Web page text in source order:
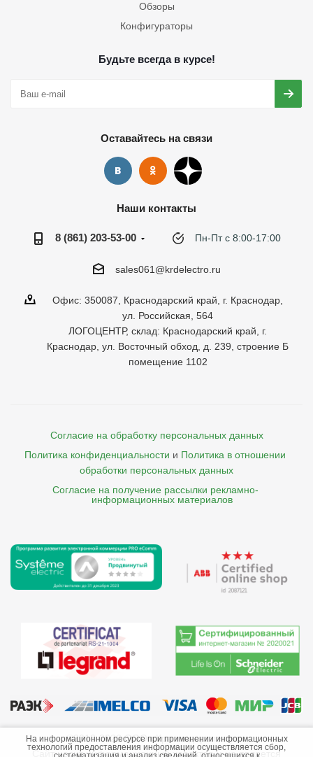
Обзоры
Конфигураторы
Будьте всегда в курсе!
Оставайтесь на связи
Наши контакты
8 (861) 203-53-00 Пн-Пт с 8:00-17:00
sales061@krdelectro.ru
Офис: 350087, Краснодарский край, г. Краснодар,
ул. Российская, 564
ЛОГОЦЕНТР, склад: Краснодарский край, г.
Краснодар, ул. Восточный обход, д. 239, строение Б
помещение 1102
Согласие на обработку персональных данных
Политика конфиденциальности и Политика в отношении
обработки персональных данных
Согласие на получение рассылки рекламно-
    информационных материалов
©2013-2026 ООО «Краснодарэлектро»
Сайт носит информационный характер и не является
На информационном ресурсе при применении информационных
технологий предоставления информации осуществляется сбор,